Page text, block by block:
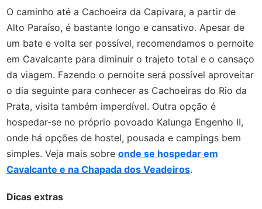
O caminho até a Cachoeira da Capivara, a partir de
Alto Paraíso, é bastante longo e cansativo. Apesar de
um bate e volta ser possível, recomendamos o pernoite
em Cavalcante para diminuir o trajeto total e o cansaço
da viagem. Fazendo o pernoite será possível aproveitar
o dia seguinte para conhecer as Cachoeiras do Rio da
Prata, visita também imperdível. Outra opção é
hospedar-se no próprio povoado Kalunga Engenho II,
onde há opções de hostel, pousada e campings bem
simples. Veja mais sobreonde se hospedar em
Cavalcante e na Chapada dos Veadeiros.
Dicas extras